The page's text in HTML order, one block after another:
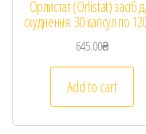
Орлистат (Orlistat) засіб
схуднення. 30 капсул по
645.00₴
Add to cart